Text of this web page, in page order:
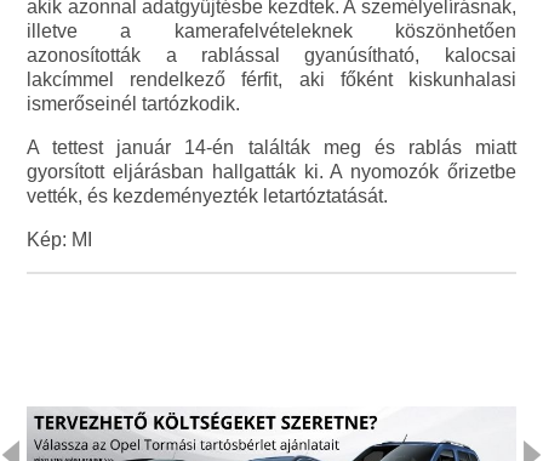
akik azonnal adatgyűjtésbe kezdtek. A személyelírásnak,
illetve a kamerafelvételeknek köszönhetően
azonosították a rablással gyanúsítható, kalocsai
lakcímmel rendelkező férfit, aki főként kiskunhalasi
ismerőseinél tartózkodik.
A tettest január 14-én találták meg és rablás miatt
gyorsított eljárásban hallgatták ki. A nyomozók őrizetbe
vették, és kezdeményezték letartóztatását.
Kép: MI